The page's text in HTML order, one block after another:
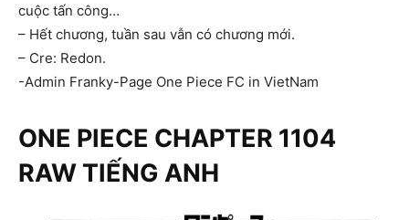
cuộc tấn công…
– Hết chương, tuần sau vẫn có chương mới.
– Cre: Redon.
-Admin Franky-Page One Piece FC in VietNam
ONE PIECE CHAPTER 1104
RAW TIẾNG ANH